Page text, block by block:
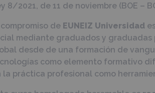
8/2021, de 11 de noviembre (BOE –
de EUNEIZ Universidad
mediante graduados y
desde de una formación de
como elemento formativo
la práctica profesional como